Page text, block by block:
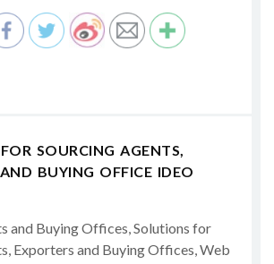
SOURCING AGENTS,
BUYING OFFICE IDEO
and Buying Offices, Solutions for
Exporters and Buying Offices, Web